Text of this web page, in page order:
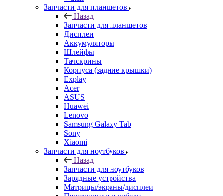
Запчасти для планшетов
Назад
Запчасти для планшетов
Дисплеи
Аккумуляторы
Шлейфы
Тачскрины
Корпуса (задние крышки)
Explay
Acer
ASUS
Huawei
Lenovo
Samsung Galaxy Tab
Sony
Xiaomi
Запчасти для ноутбуков
Назад
Запчасти для ноутбуков
Зарядные устройства
Матрицы/экраны/дисплеи